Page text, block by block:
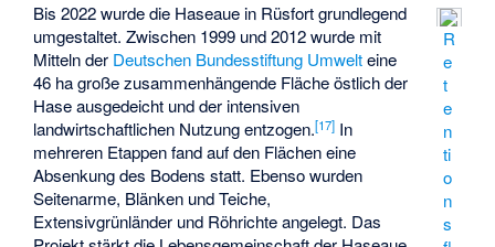
R
e
t
e
n
ti
o
n
s
Bis 2022 wurde die Haseaue in Rüsfort grundlegend
umgestaltet. Zwischen 1999 und 2012 wurde mit
Mitteln der Deutschen Bundesstiftung Umwelteine
46 ha große zusammenhängende Fläche östlich der
Hase ausgedeicht und der intensiven
landwirtschaftlichen Nutzung entzogen.[17] In
mehreren Etappen fand auf den Flächen eine
Absenkung des Bodens statt. Ebenso wurden
Seitenarme, Blänken und Teiche,
Extensivgrünländer und Röhrichte angelegt. Das